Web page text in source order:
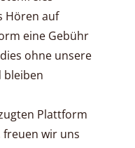
Hören auf
eine Gebühr
ohne unsere
bleiben
Plattform
wir uns